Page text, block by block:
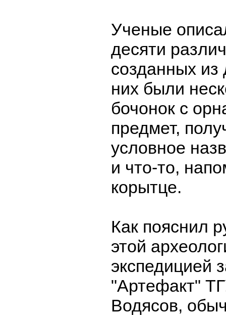
Ученые
десяти
созданных
них были
бочонок с
предмет,
условное
и что-то,
корытце.
Как пояснил
этой
экспедицией
"Артефакт"
Водясов,